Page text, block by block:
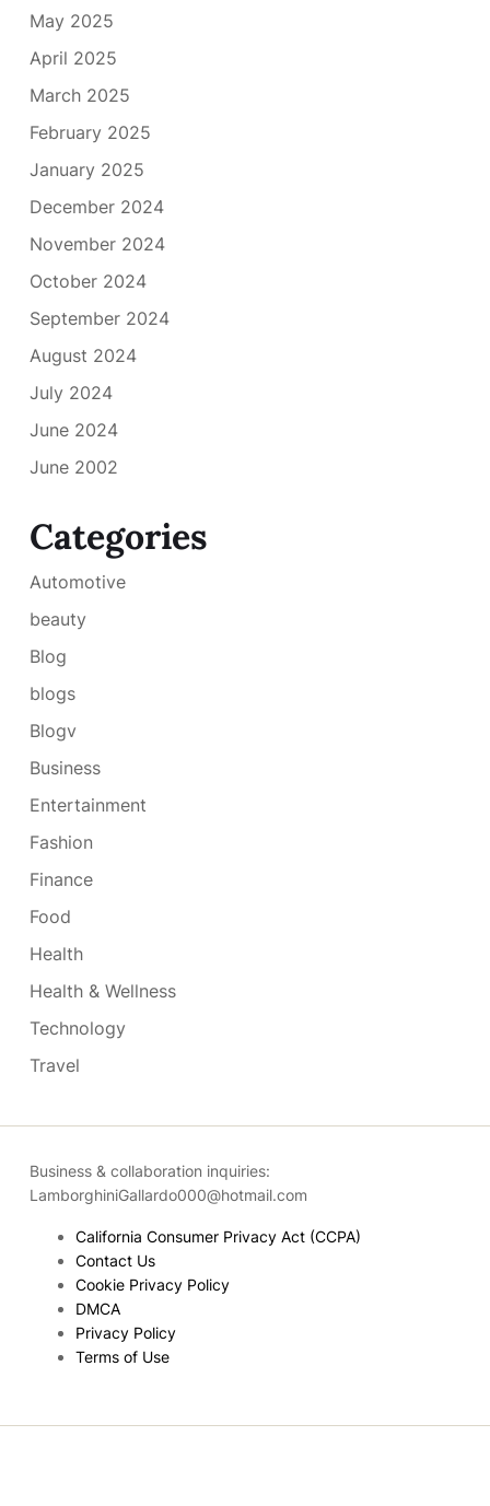
May 2025
April 2025
March 2025
February 2025
January 2025
December 2024
November 2024
October 2024
September 2024
August 2024
July 2024
June 2024
June 2002
Categories
Automotive
beauty
Blog
blogs
Blogv
Business
Entertainment
Fashion
Finance
Food
Health
Health & Wellness
Technology
Travel
Business & collaboration inquiries:
LamborghiniGallardo000@hotmail.com
California Consumer Privacy Act (CCPA)
Contact Us
Cookie Privacy Policy
DMCA
Privacy Policy
Terms of Use